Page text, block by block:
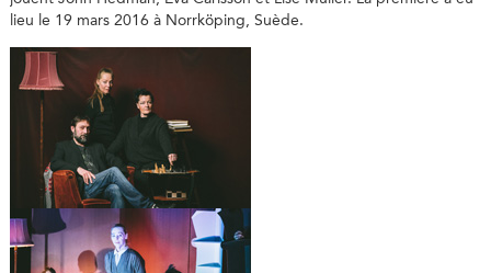
lieu le 19 mars 2016 à Norrköping, Suède.